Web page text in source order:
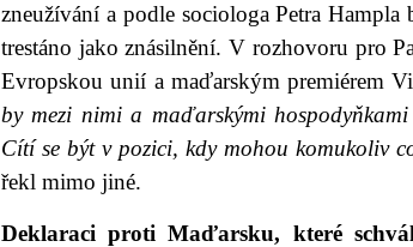
zneužívání a podle sociologa Petra
trestáno jako znásilnění. V rozhovoru pro
Evropskou unií a maďarským premiérem
by mezi nimi a maďarskými
Cítí se být v pozici, kdy mohou komukoliv
řekl mimo jiné.
Deklaraci proti Maďarsku, které